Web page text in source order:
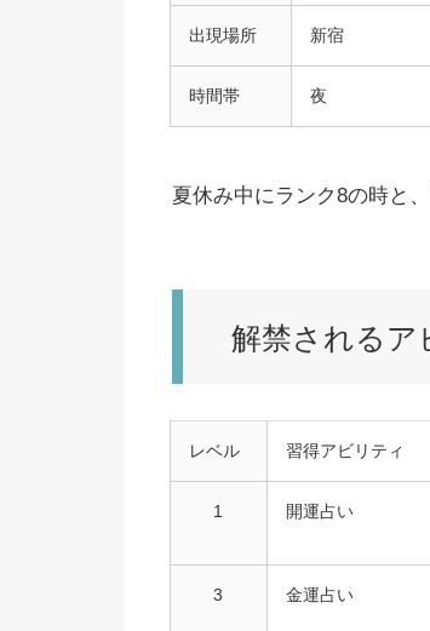
出現場所 新宿
時間帯 夜
夏休み中にランク8の時と
解禁されるア
レベル 習得アビリティ
1 開運占い
3 金運占い